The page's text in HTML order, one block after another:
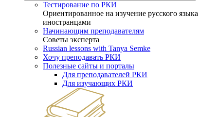
Тестирование по РКИ
Ориентированное на изучение русского языка
иностранцами
Начинающим преподавателям
Советы эксперта
Russian lessons with Tanya Semke
Хочу преподавать РКИ
Полезные сайты и порталы
Для преподавателей РКИ
Для изучающих РКИ